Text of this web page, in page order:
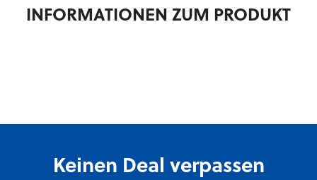
INFORMATIONEN ZUM PRODUKT
Keinen Deal verpassen